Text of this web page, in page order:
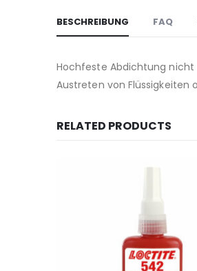
BESCHREIBUNG FAQ
Hochfeste Abdichtung nicht
Austreten von Flüssigkeiten
RELATED PRODUCTS